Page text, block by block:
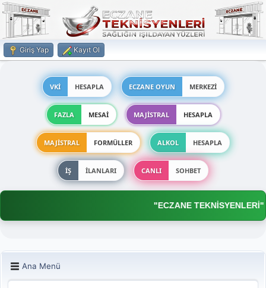
Giriş Yap Kayıt Ol
VKİ HESAPLA ECZANE OYUN MERKEZİ
FAZLA MESAİ MAJİSTRAL HESAPLA
MAJİSTRAL FORMÜLLER ALKOL HESAPLA
İŞ İLANLARI CANLI SOHBET
"ECZANE TEKNİSYENLERİ"
Ana Menü